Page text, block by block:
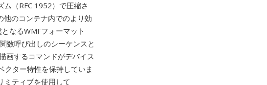
（RFC 1952）で圧縮さ
のコンテナ内でのより効
なるWMFフォーマット
数呼び出しのシーケンスと
画するコマンドがデバイス
クター特性を保持していま
ミティブを使用して